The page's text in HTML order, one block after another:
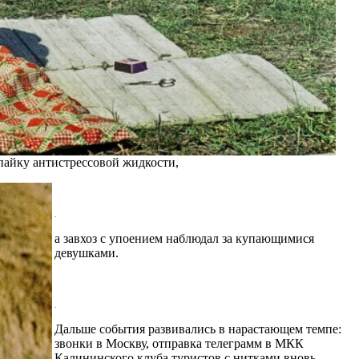
антистрессовой жидкости,
.
а завхоз с упоением наблюдал за купающимися
девушками.
.
Дальше события развивались в нарастающем темпе:
звонки в Москву, отправка телеграмм в МКК